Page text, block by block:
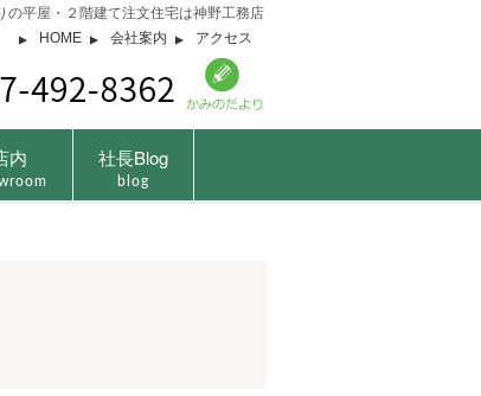
の平屋・２階建て注文住宅は神野工務店
HOME
会社案内 アクセス
内 社長Blog
blog